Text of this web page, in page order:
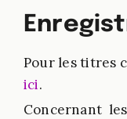
Pour les titres
ici.
Concernant